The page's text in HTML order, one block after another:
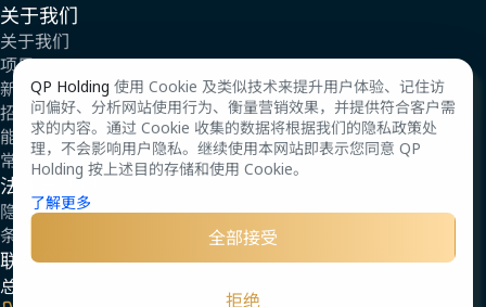
关于我们
关于我们
项目
新闻
招聘
能力简介
常见问题
法律与法规
隐私政策
条款
联系我们
总部
QP Holding 使用 Cookie 及类似技术来提升用户体验、记住访
问偏好、分析网站使用行为、衡量营销效果，并提供符合客户需
求的内容。通过 Cookie 收集的数据将根据我们的隐私政策处
理，不会影响用户隐私。继续使用本网站即表示您同意 QP
Holding 按上述目的存储和使用 Cookie。
了解更多
拒绝
全部接受